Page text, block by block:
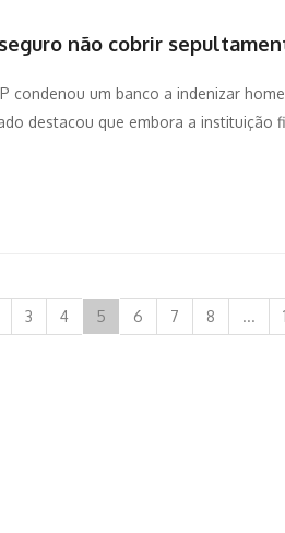
não cobrir
condenou um banco a indenizar
destacou que embora a instituição
3 4 5 6 7 8 ...